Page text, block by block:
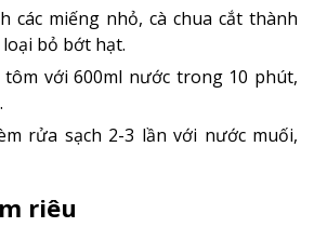
các miếng nhỏ, cà chua cắt thành
bỏ bớt hạt.
tôm với 600ml nước trong 10 phút,
rửa sạch 2-3 lần với nước muối,
riêu